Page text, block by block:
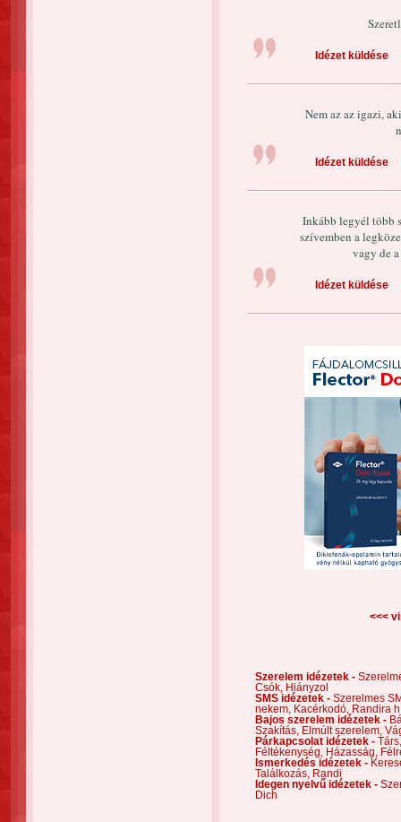
Idézet küldése
Nem az az igazi,
Idézet küldése
Inkább legyél több
szívemben a
vagy de
Idézet küldése
<<<
Szerelem idézetek -
Csók,
Hiányzol
SMS idézetek - Szerelmes
nekem,
Kacérkodó,
Randira
Bajos szerelem idézetek -
Szakítás,
Elmúlt szerelem,
Párkapcsolat idézetek -
Féltékenység,
Házasság,
Ismerkedés idézetek -
Találkozás,
Randi
Idegen nyelvű idézetek -
Dich